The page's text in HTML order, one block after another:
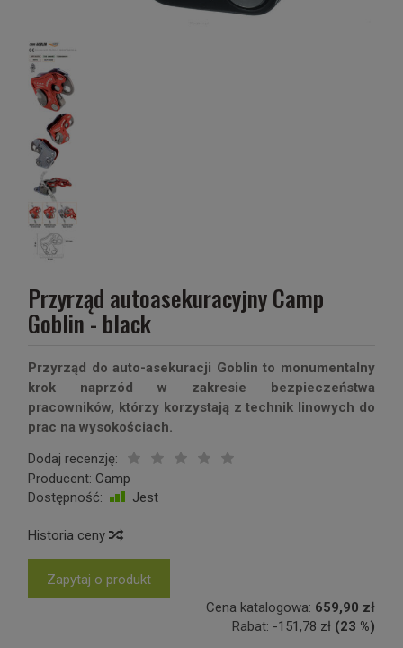
Przyrząd autoasekuracyjny Camp
Goblin - black
Przyrząd do auto-asekuracji Goblin to monumentalny
krok naprzód w zakresie bezpieczeństwa
pracowników, którzy korzystają z technik linowych do
prac na wysokościach.
Dodaj recenzję:
Producent: Camp
Dostępność:
Jest
Historia ceny
Zapytaj o produkt
Cena katalogowa: 659,90 zł
Rabat: -151,78 zł (23 %)